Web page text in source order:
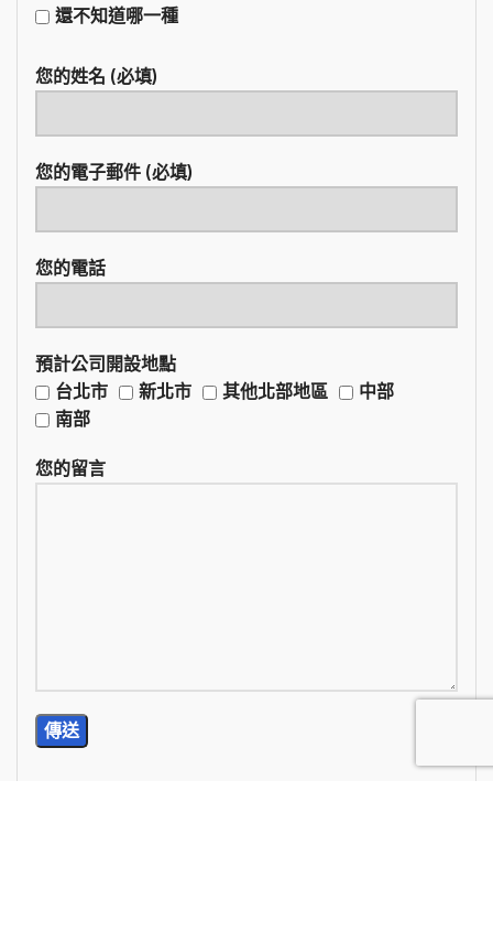
還不知道哪一種
您的姓名 (必填)
您的電子郵件 (必填)
您的電話
預計公司開設地點
台北市
新北市 其他北部地區
中部
南部
您的留言